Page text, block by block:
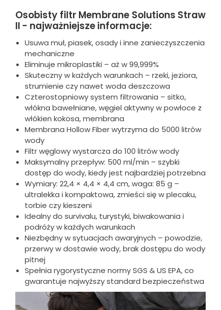
Osobisty filtr Membrane Solutions Straw
II - najważniejsze informacje:
Usuwa muł, piasek, osady i inne zanieczyszczenia
mechaniczne
Eliminuje mikroplastiki – aż w 99,999%
Skuteczny w każdych warunkach – rzeki, jeziora,
strumienie czy nawet woda deszczowa
Czterostopniowy system filtrowania – sitko,
włókna bawełniane, węgiel aktywny w powłoce z
włókien kokosa, membrana
Membrana Hollow Fiber wytrzyma do 5000 litrów
wody
Filtr węglowy wystarcza do 100 litrów wody
Maksymalny przepływ: 500 ml/min – szybki
dostęp do wody, kiedy jest najbardziej potrzebna
Wymiary: 22,4 × 4,4 × 4,4 cm, waga: 85 g –
ultralekka i kompaktowa, zmieści się w plecaku,
torbie czy kieszeni
Idealny do survivalu, turystyki, biwakowania i
podróży w każdych warunkach
Niezbędny w sytuacjach awaryjnych – powodzie,
przerwy w dostawie wody, brak dostępu do wody
pitnej
Spełnia rygorystyczne normy SGS & US EPA, co
gwarantuje najwyższy standard bezpieczeństwa